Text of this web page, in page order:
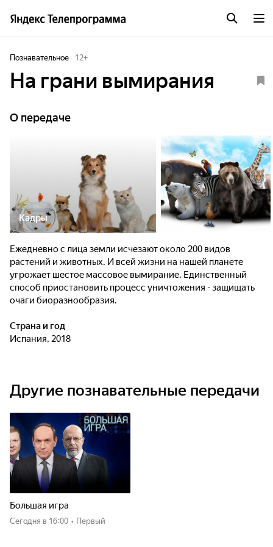
Познавательное 12+
На грани вымирания
О передаче
Кадры
Ежедневно с лица земли исчезают около 200 видов
растений и животных. И всей жизни на нашей планете
угрожает шестое массовое вымирание. Единственный
способ приостановить процесс уничтожения - защищать
очаги биоразнообразия.
Страна и год
Испания, 2018
Другие познавательные передачи
Большая игра
Сегодня в 16:00 • Первый